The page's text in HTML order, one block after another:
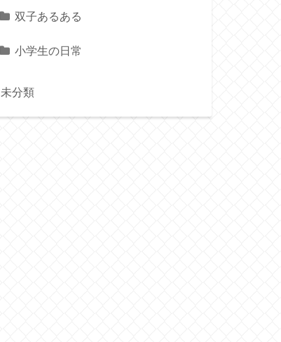
双子あるある
小学生の日常
未分類